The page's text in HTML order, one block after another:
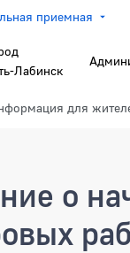
приемная
Лабинск
для
о